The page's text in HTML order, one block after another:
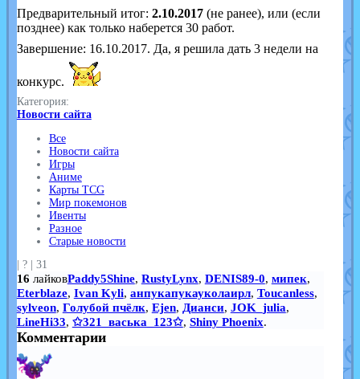
Предварительный итог: 2.10.2017(не ранее), или (если
позднее) как только наберется 30 работ.
Завершение: 16.10.2017. Да, я решила дать 3 недели на
конкурс.
Категория:
Новости сайта
Все
Новости сайта
Игры
Аниме
Карты TCG
Мир покемонов
Ивенты
Разное
Старые новости
? 31
16 лайковPaddy5Shine, RustyLynx, DENIS89-0, мипек,
Eterblaze, Ivan Kyli, анпукапукауколаирл, Toucanless,
sylveon, Голубой пчёлк, Ejen, Дианси, JOK_julia,
LineHi33, ✩321_васька_123✩, Shiny Phoenix.
Комментарии